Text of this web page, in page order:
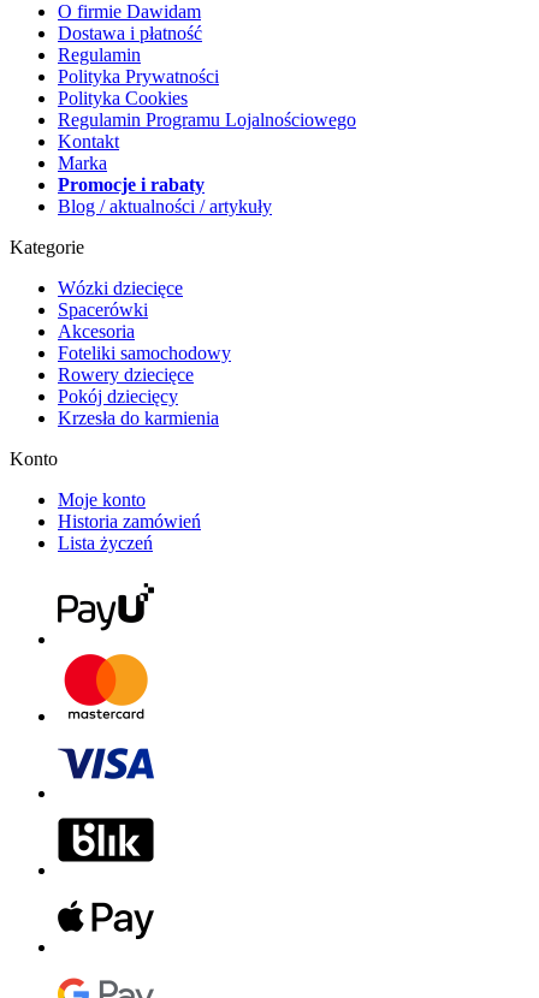
O firmie Dawidam
Dostawa i płatność
Regulamin
Polityka Prywatności
Polityka Cookies
Regulamin Programu Lojalnościowego
Kontakt
Marka
Promocje i rabaty
Blog / aktualności / artykuły
Kategorie
Wózki dziecięce
Spacerówki
Akcesoria
Foteliki samochodowy
Rowery dziecięce
Pokój dziecięcy
Krzesła do karmienia
Konto
Moje konto
Historia zamówień
Lista życzeń